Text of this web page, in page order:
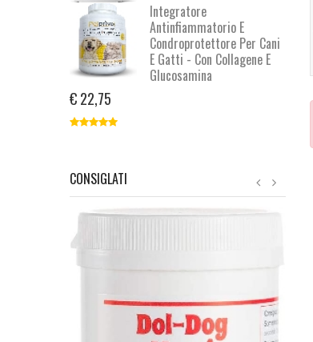
Integratore
Antinfiammatorio E
Condroprotettore Per Cani
E Gatti - Con Collagene E
Glucosamina
€ 22,75
CONSIGLATI